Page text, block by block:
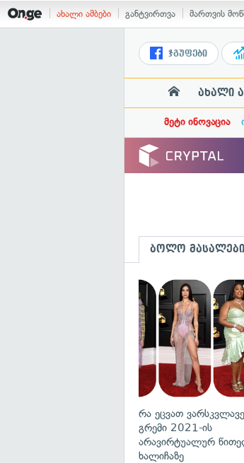
ახალი ამბები განტვირთვა მართვის
ჯგუფები
ახალი
მეტი ინოვაცია
ბოლო მასალები
რა ეცვათ
გრემი 2021-ის
არავირტუალურ
ხალიჩაზე